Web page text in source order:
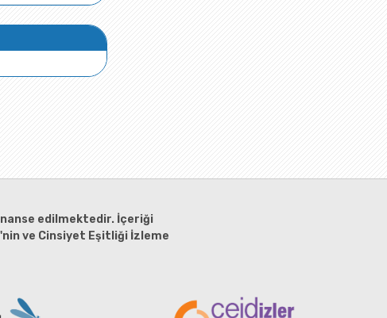
edilmektedir. İçeriği
ve Cinsiyet Eşitliği İzleme